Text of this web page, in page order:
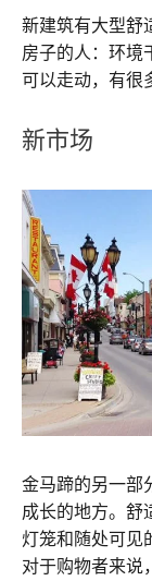
新建筑有大型舒
房子的人：环境
可以走动，有很
新市场
金马蹄的另一部
成长的地方。舒
灯笼和随处可见
对于购物者来说